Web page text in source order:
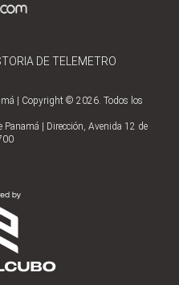
DE TELEMETRO
| Copyright © 2026. Todos los
| Dirección, Avenida 12 de